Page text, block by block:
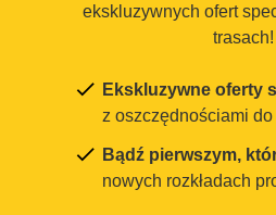
ekskluzywnych ofert
trasach!
Ekskluzywne oferty
z oszczędnościami
Bądź pierwszym,
nowych rozkładach